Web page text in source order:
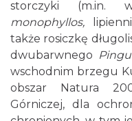
storczyki (m.in.
monophyllos,
także rosiczkę
dwubarwnego
wschodnim brzegu
obszar Natura
Górniczej, dla